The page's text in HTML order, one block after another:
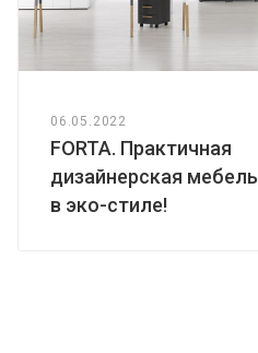
06.05.2022
FORTA. Практичная
дизайнерская мебель
в эко-стиле!